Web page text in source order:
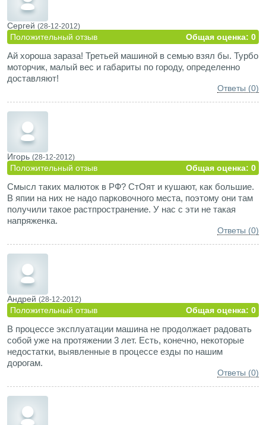
Сергей (28-12-2012)
Положительный отзыв Общая оценка: 0
Ай хороша зараза! Третьей машиной в семью взял бы. Турбо
моторчик, малый вес и габариты по городу, определенно
доставляют!
Ответы (0)
Игорь (28-12-2012)
Положительный отзыв Общая оценка: 0
Смысл таких малюток в РФ? СтОят и кушают, как большие.
В япии на них не надо парковочного места, поэтому они там
получили такое растпространение. У нас с эти не такая
напряженка.
Ответы (0)
Андрей (28-12-2012)
Положительный отзыв Общая оценка: 0
В процессе эксплуатации машина не продолжает радовать
собой уже на протяжении 3 лет. Есть, конечно, некоторые
недостатки, выявленные в процессе езды по нашим
дорогам.
Ответы (0)